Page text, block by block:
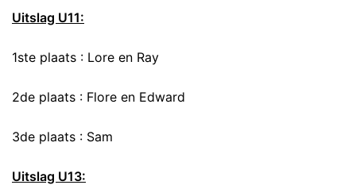
Uitslag U11:
1ste plaats : Lore en Ray
2de plaats : Flore en Edward
3de plaats : Sam
Uitslag U13: